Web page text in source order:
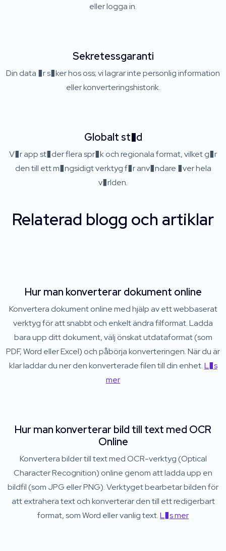
eller logga in.
Sekretessgaranti
Din data �r s�ker hos oss; vi lagrar inte personlig information
eller konverteringshistorik.
Globalt st�d
V�r app st�der flera spr�k och regionala format, vilket g�r
den till ett m�ngsidigt verktyg f�r anv�ndare �ver hela
v�rlden.
Relaterad blogg och artiklar
Hur man konverterar dokument online
Konvertera dokument online med hjälp av ett webbaserat
verktyg för att snabbt och enkelt ändra filformat. Ladda
bara upp ditt dokument, välj önskat utdataformat (som
PDF, Word eller Excel) och påbörja konverteringen. När du är
klar laddar du ner den konverterade filen till din enhet.L�s
mer
Hur man konverterar bild till text med OCR
Online
Konvertera bilder till text med OCR-verktyg (Optical
Character Recognition) online genom att ladda upp en
bildfil (som JPG eller PNG). Verktyget bearbetar bilden för
att extrahera text och konverterar den till ett redigerbart
format, som Word eller vanlig text.L�s mer